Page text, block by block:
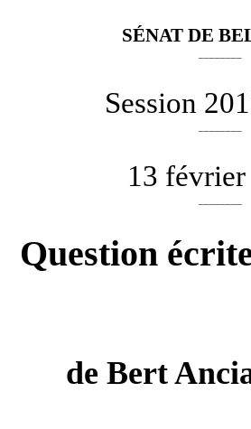
SÉNAT DE
Session
13
Question
deBert